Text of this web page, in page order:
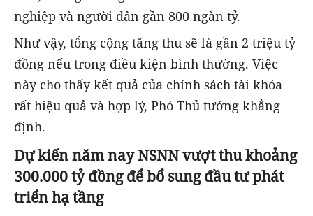
nghiệp và người dân gần 800 ngàn tỷ.
Như vậy, tổng cộng tăng thu sẽ là gần 2 triệu tỷ
đồng nếu trong điều kiện bình thường. Việc
này cho thấy kết quả của chính sách tài khóa
rất hiệu quả và hợp lý, Phó Thủ tướng khẳng
định.
Dự kiến năm nay NSNN vượt thu khoảng
300.000 tỷ đồng để bổ sung đầu tư phát
triển hạ tầng